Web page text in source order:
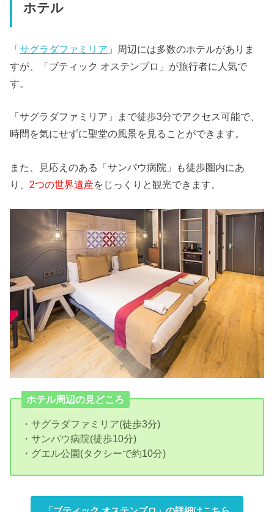
ホテル
「サグラダファミリア 」周辺には多数のホテルがありま
すが、「ブティック オステンプロ」が旅行者に人気で
す。
「サグラダファミリア」まで徒歩3分でアクセス可能で、
時間を気にせずに聖堂の風景を見ることができます。
また、見応えのある「サンパウ病院」も徒歩圏内にあ
り、 2つの世界遺産をじっくりと観光できます。
ホテル周辺の見どころ
・サグラダファミリア(徒歩3分)
・サンパウ病院(徒歩10分)
・グエル公園(タクシーで約10分)